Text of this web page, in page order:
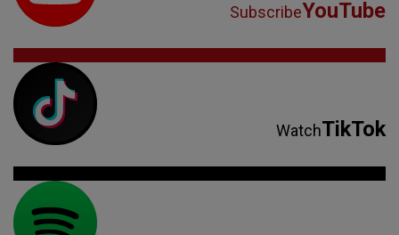
SubscribeYouTube
WatchTikTok